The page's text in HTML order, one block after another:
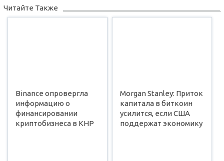
Читайте Также
Binance опровергла
информацию о
финансировании
криптобизнеса в КНР
Morgan Stanley: Приток
капитала в биткоин
усилится, если США
поддержат экономику